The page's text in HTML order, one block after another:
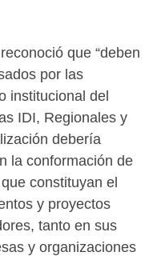
que “deben
por las
institucional del
IDI, Regionales y
debería
la conformación de
constituyan el
y proyectos
tanto en sus
y organizaciones